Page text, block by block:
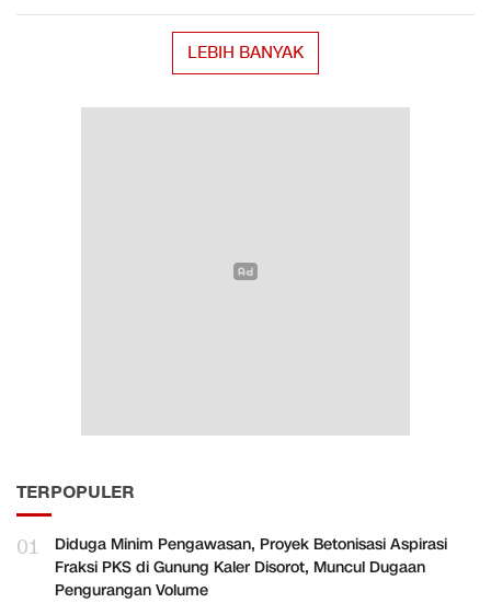
LEBIH BANYAK
TERPOPULER
01
Diduga Minim Pengawasan, Proyek Betonisasi Aspirasi
Fraksi PKS di Gunung Kaler Disorot, Muncul Dugaan
Pengurangan Volume